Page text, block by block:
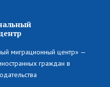
миграционный центр» —
граждан в